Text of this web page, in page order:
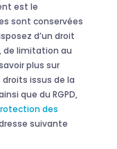
est le
sont conservées
d’un droit
de limitation au
plus sur
issus de la
que du RGPD,
des
suivante